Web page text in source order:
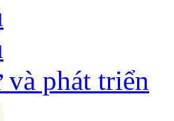
phát triển